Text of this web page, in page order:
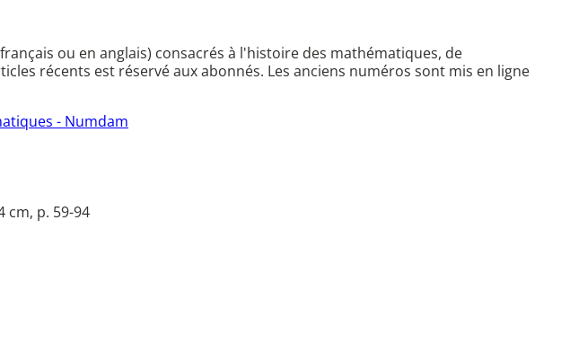
ou en anglais) consacrés à l'histoire des mathématiques, de
récents est réservé aux abonnés. Les anciens numéros sont mis en ligne
- Numdam
cm, p. 59-94